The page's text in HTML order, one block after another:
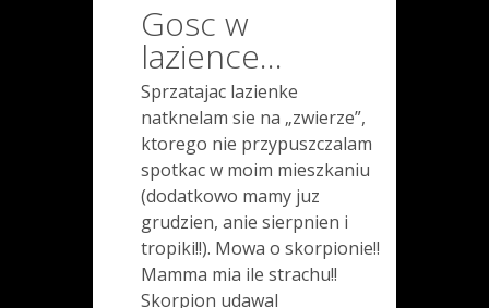
Gosc w
lazience…
Sprzatajac lazienke
natknelam sie na „zwierze”,
ktorego nie przypuszczalam
spotkac w moim mieszkaniu
(dodatkowo mamy juz
grudzien, anie sierpnien i
tropiki!!). Mowa o skorpionie!!
Mamma mia ile strachu!!
Skorpion udawal